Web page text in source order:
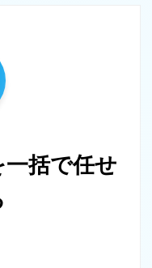
括で任せ